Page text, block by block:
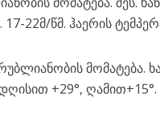
22მ/წმ. ჰაერის
მომატება.
+29°, ღამით+15°.